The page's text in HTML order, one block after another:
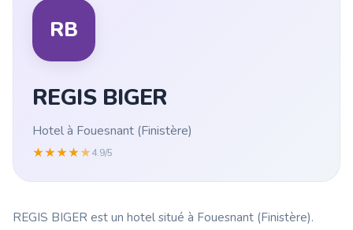
RB
REGIS BIGER
Hotel à Fouesnant (Finistère)
★★★★★4.9/5
REGIS BIGER est un hotel situé à Fouesnant (Finistère).